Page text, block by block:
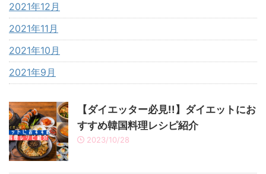
2021年12月
2021年11月
2021年10月
2021年9月
【ダイエッター必見!!】ダイエットにお
すすめ韓国料理レシピ紹介
2023/10/28